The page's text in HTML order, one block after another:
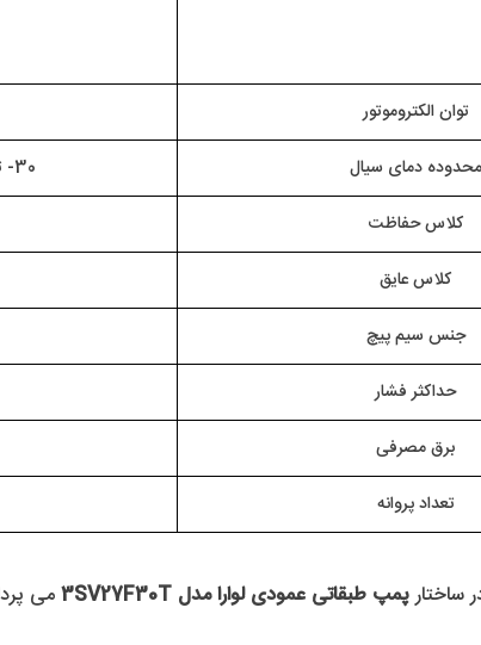
توان الکتروموتور
محدوده دمای سیال
30- تا 120+ درجه سانتی گراد
کلاس حفاظت
کلاس عایق
جنس سیم پیچ
حداکثر فشار
برق مصرفی
تعداد پروانه
پمپ طبقاتی عمودی لوارا مدل 3SV27F30T می